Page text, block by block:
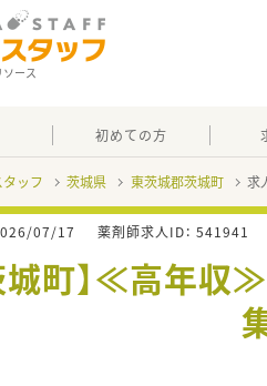
ース
初めての方
ッフ 茨城県 東茨城郡茨城町 求
07/17 薬剤師求人ID： 541941
城町】≪高年収